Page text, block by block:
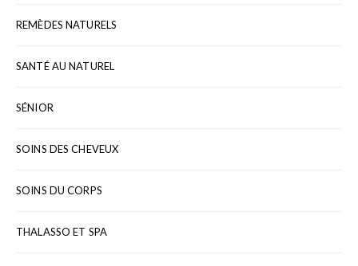
REMÈDES NATURELS
SANTÉ AU NATUREL
SÉNIOR
SOINS DES CHEVEUX
SOINS DU CORPS
THALASSO ET SPA